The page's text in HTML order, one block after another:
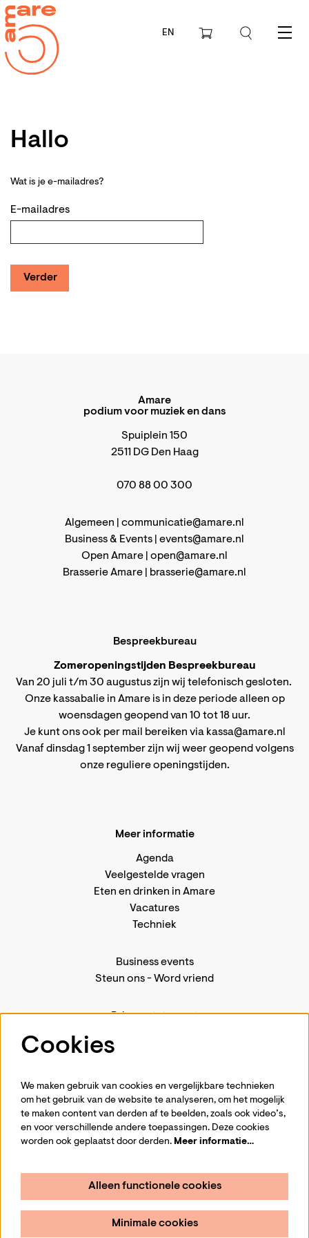
EN Menu
Hallo
Wat is je e-mailadres?
E-mailadres
Verder
Amare
podium voor muziek en dans
Spuiplein 150
2511 DG Den Haag
070 88 00 300
Algemeen | communicatie@amare.nl
Business & Events | events@amare.nl
Open Amare | open@amare.nl
Brasserie Amare |
brasserie@amare.nl
Bespreekbureau
Zomeropeningstijden Bespreekbureau
Van 20 juli t/m 30 augustus zijn wij telefonisch gesloten.
Onze kassabalie in Amare is in deze periode alleen op
woensdagen geopend van 10 tot 18 uur.
Je kunt ons ook per mail bereiken via kassa@amare.nl
Vanaf dinsdag 1 september zijn wij weer geopend volgens
onze reguliere openingstijden.
Meer informatie
Agenda
Veelgestelde vragen
Eten en drinken in Amare
Vacatures
Techniek
Business events
Steun ons-Word vriend
Privacystatement
Volg ons
Aanmelden
Cookies
We maken gebruik van cookies en vergelijkbare technieken
om het gebruik van de website te analyseren, om het mogelijk
te maken content van derden af te beelden, zoals ook video’s,
en voor verschillende andere toepassingen. Deze cookies
worden ook geplaatst door derden. Meer informatie…
Alleen functionele cookies
Minimale cookies